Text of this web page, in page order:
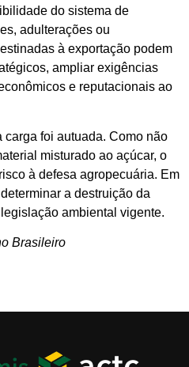
do sistema de
adulterações ou
à exportação podem
ampliar exigências
e reputacionais ao
foi autuada. Como não
misturado ao açúcar, o
à defesa agropecuária. Em
a destruição da
ambiental vigente.
Brasileiro